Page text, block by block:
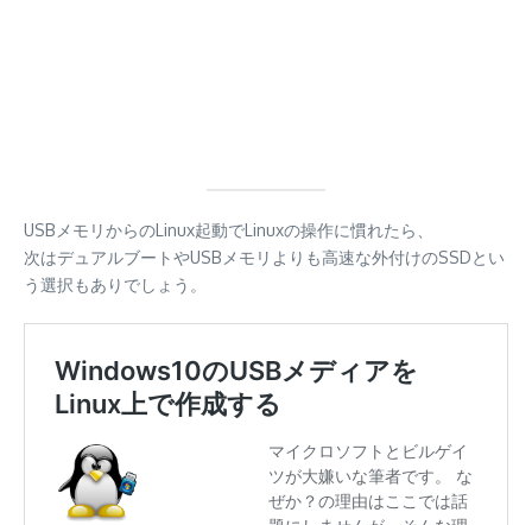
USBメモリからのLinux起動でLinuxの操作に慣れたら、
次はデュアルブートやUSBメモリよりも高速な外付けのSSDとい
う選択もありでしょう。